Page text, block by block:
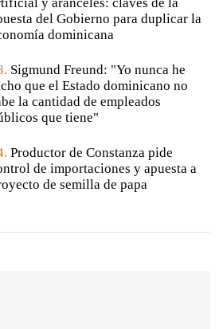
del Gobierno para duplicar la
dominicana
Sigmund Freund: "Yo nunca he
que el Estado dominicano no
la cantidad de empleados
que tiene"
Productor de Constanza pide
de importaciones y apuesta a
de semilla de papa